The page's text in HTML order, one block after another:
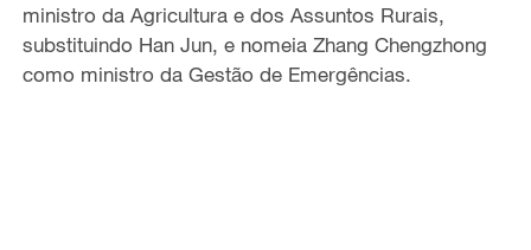
ministro da Agricultura e dos Assuntos Rurais,
substituindo Han Jun, e nomeia Zhang Chengzhong
como ministro da Gestão de Emergências.